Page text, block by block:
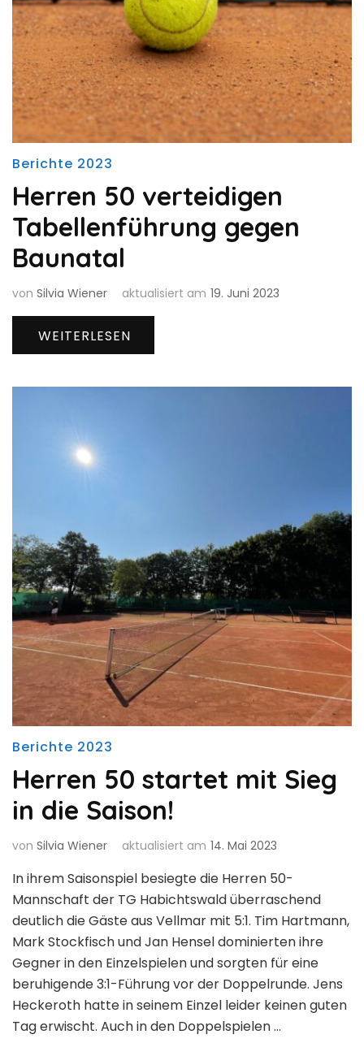
Berichte 2023
Herren 50 verteidigen
Tabellenführung gegen
Baunatal
von Silvia Wiener aktualisiert am 19. Juni 2023
WEITERLESEN
Berichte 2023
Herren 50 startet mit Sieg
in die Saison!
von Silvia Wiener aktualisiert am 14. Mai 2023
In ihrem Saisonspiel besiegte die Herren 50-
Mannschaft der TG Habichtswald überraschend
deutlich die Gäste aus Vellmar mit 5:1. Tim Hartmann,
Mark Stockfisch und Jan Hensel dominierten ihre
Gegner in den Einzelspielen und sorgten für eine
beruhigende 3:1-Führung vor der Doppelrunde. Jens
Heckeroth hatte in seinem Einzel leider keinen guten
Tag erwischt. Auch in den Doppelspielen …